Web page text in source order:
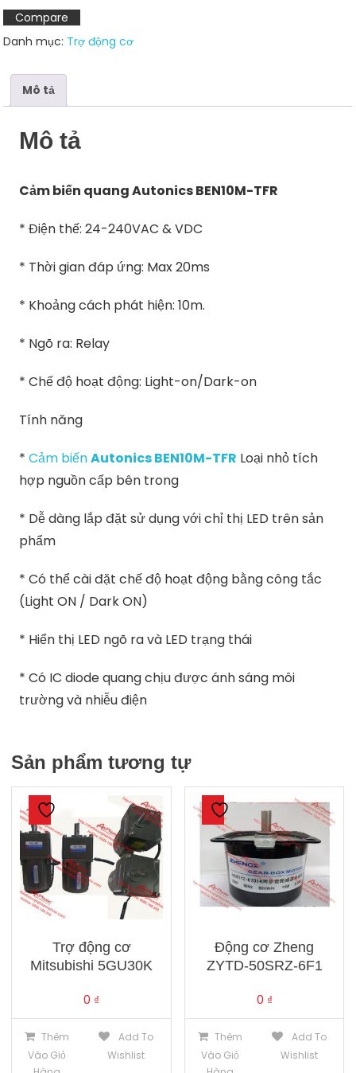
TFR
số
lượng
Compare
Danh mục: Trợ động cơ
Mô tả
Mô tả
Cảm biến quang Autonics BEN10M-TFR
* Điện thế: 24-240VAC & VDC
* Thời gian đáp ứng: Max 20ms
* Khoảng cách phát hiện: 10m.
* Ngõ ra: Relay
* Chế độ hoạt động: Light-on/Dark-on
Tính năng
*Cảm biếnAutonics BEN10M-TFR Loại nhỏ tích
hợp nguồn cấp bên trong
* Dễ dàng lắp đặt sử dụng với chỉ thị LED trên sản
phẩm
* Có thể cài đặt chế độ hoạt động bằng công tắc
(Light ON / Dark ON)
* Hiển thị LED ngõ ra và LED trạng thái
* Có IC diode quang chịu được ánh sáng môi
trường và nhiễu điện
Sản phẩm tương tự
Trợ động cơ
Mitsubishi 5GU30K
0 ₫
Thêm
Vào Giỏ
Add To
Wishlist
Động cơ Zheng
ZYTD-50SRZ-6F1
0 ₫
Thêm
Vào Giỏ
Add To
Wishlist